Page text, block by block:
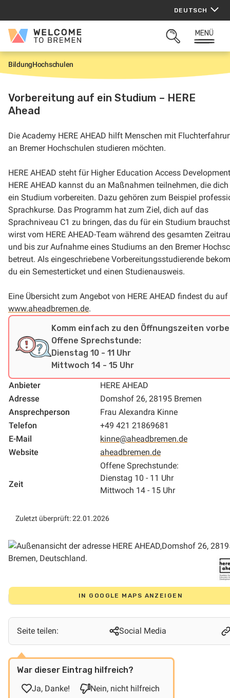
springen
DEUTSCH
Welcome
Bremen
SUCHFELD
MENÜ
S
t
r
t
BildungHochschulen
Vorbereitung auf ein Studium – HERE
Ahead
Die Academy HERE AHEAD hilft Menschen mit
an Bremer Hochschulen studieren möchten.
HERE AHEAD steht für Higher Education Access
HERE AHEAD kannst du an Maßnahmen teilnehmen, die
ein Studium vorbereiten. Dazu gehören zum Beispiel
Sprachkurse. Das Programm hat zum Ziel, dich auf das
Sprachniveau C1 zu bringen, das du für ein Studium
wirst vom HERE AHEAD-Team während des gesamten
und bis zur Aufnahme eines Studiums an den Bremer
betreut. Als eingeschriebene Vorbereitungsstudierende
du ein Semesterticket und einen Studienausweis.
Eine Übersicht zum Angebot von HERE AHEAD findest du auf
www.aheadbremen.de.
Komm einfach zu den Öffnungszeiten
Offene Sprechstunde:
Dienstag 10 - 11 Uhr
Mittwoch 14 - 15 Uhr
Anbieter
HERE AHEAD
Adresse
Domshof 26, 28195 Bremen
Ansprechperson
Frau Alexandra Kinne
Telefon
+49 421 21869681
E-Mail
kinne@aheadbremen.de
Website
aheadbremen.de
Zeit
Offene Sprechstunde:
Dienstag 10 - 11 Uhr
Mittwoch 14 - 15 Uhr
Zuletzt überprüft: 22.01.2026
IN GOOGLE MAPS ANZEIGEN
Seite teilen: Social Media
War dieser Eintrag hilfreich?
Ja, Danke!
Nein, nicht hilfreich